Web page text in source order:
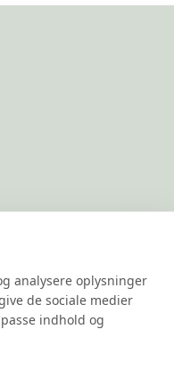
analysere oplysninger
de sociale medier
indhold og